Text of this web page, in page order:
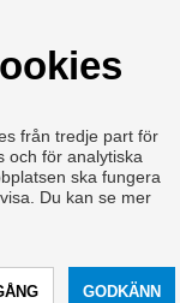
och 17:00 - 20:00
från tredje part för
och för analytiska
ska fungera
Du kan se mer